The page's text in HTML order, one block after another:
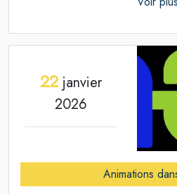
22janvier
2026
Animations